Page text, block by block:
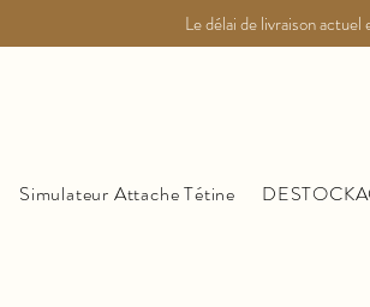
Le délai de livraison
Simulateur Attache Tétine